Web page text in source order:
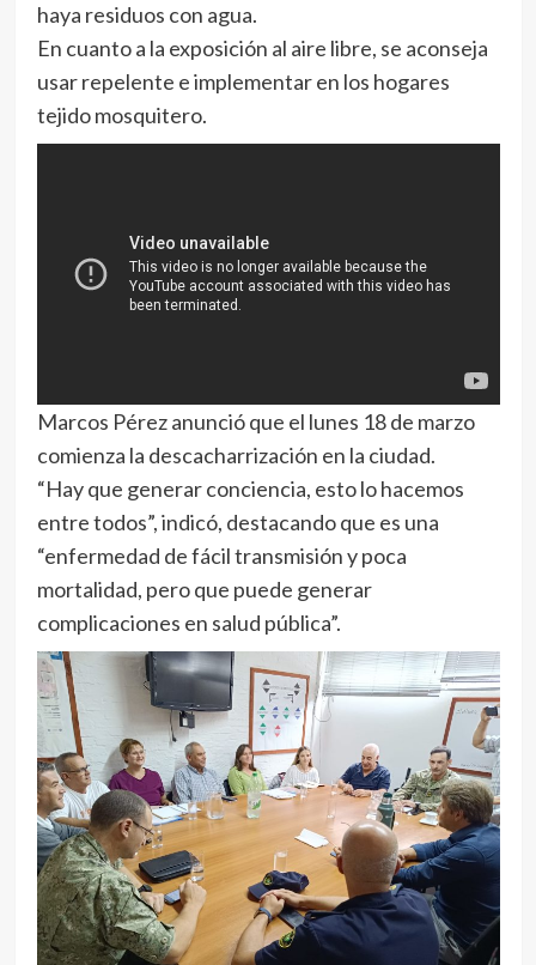
haya residuos con agua.
En cuanto a la exposición al aire libre, se aconseja
usar repelente e implementar en los hogares
tejido mosquitero.
Marcos Pérez anunció que el lunes 18 de marzo
comienza la descacharrización en la ciudad.
“Hay que generar conciencia, esto lo hacemos
entre todos”, indicó, destacando que es una
“enfermedad de fácil transmisión y poca
mortalidad, pero que puede generar
complicaciones en salud pública”.